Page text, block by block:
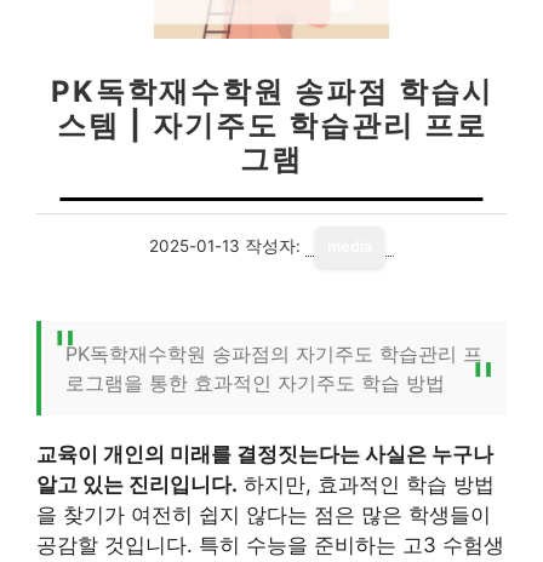
PK독학재수학원 송파점 학습시
스템 | 자기주도 학습관리 프로
그램
2025-01-13 작성자:
PK독학재수학원 송파점의 자기주도 학습관리 프
로그램을 통한 효과적인 자기주도 학습 방법
교육이 개인의 미래를 결정짓는다는 사실은 누구나
알고 있는 진리입니다. 하지만, 효과적인 학습 방법
을 찾기가 여전히 쉽지 않다는 점은 많은 학생들이
공감할 것입니다. 특히 수능을 준비하는 고3 수험생